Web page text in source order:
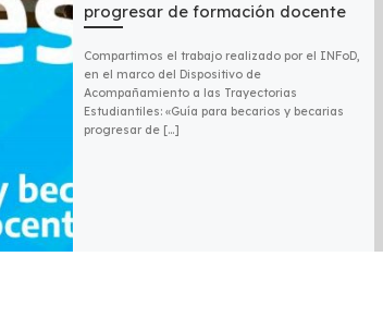
progresar de formación docente
Compartimos el trabajo realizado por el INFoD,
en el marco del Dispositivo de
Acompañamiento a las Trayectorias
Estudiantiles: «Guía para becarios y becarias
progresar de […]